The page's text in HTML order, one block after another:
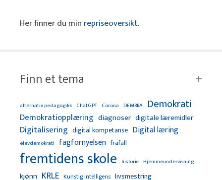
Her finner du min repriseoversikt.
Finn et tema
alternativ pedagogikk ChatGPT Corona DEMBRA Demokrati
Demokratiopplæring diagnoser digitale læremidler
Digitalisering digital kompetanse Digital læring
elevdemokrati fagfornyelsen frafall
fremtidens skole historie Hjemmeundervisning
kjønn KRLE Kunstig Intelligens livsmestring